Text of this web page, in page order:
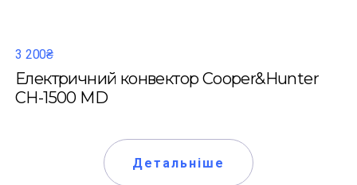
3 200₴
Електричний конвектор Cooper&Hunter
CH-1500 MD
Детальніше